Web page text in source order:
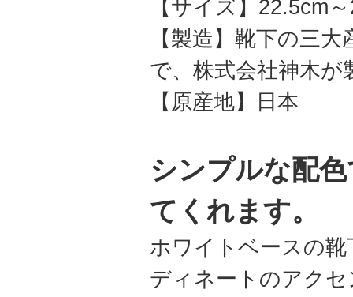
【サイズ】22.5cm
【製造】靴下の三
で、株式会社神木が
【原産地】日本
シンプルな配
てくれます。
ホワイトベースの
ディネートのアク